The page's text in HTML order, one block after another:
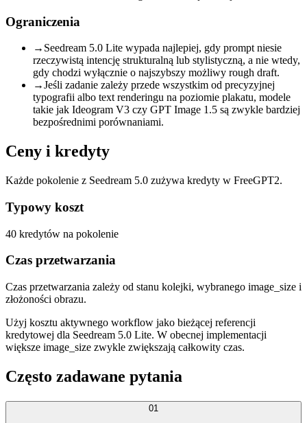
Ograniczenia
→ Seedream 5.0 Lite wypada najlepiej, gdy prompt niesie
rzeczywistą intencję strukturalną lub stylistyczną, a nie wtedy,
gdy chodzi wyłącznie o najszybszy możliwy rough draft.
→Jeśli zadanie zależy przede wszystkim od precyzyjnej
typografii albo text renderingu na poziomie plakatu, modele
takie jak Ideogram V3 czy GPT Image 1.5 są zwykle bardziej
bezpośrednimi porównaniami.
Ceny i kredyty
Każde pokolenie z Seedream 5.0 zużywa kredyty w FreeGPT2.
Typowy koszt
40 kredytów na pokolenie
Czas przetwarzania
Czas przetwarzania zależy od stanu kolejki, wybranego image_size i
złożoności obrazu.
Użyj kosztu aktywnego workflow jako bieżącej referencji
kredytowej dla Seedream 5.0 Lite. W obecnej implementacji
większe image_size zwykle zwiększają całkowity czas.
Często zadawane pytania
01